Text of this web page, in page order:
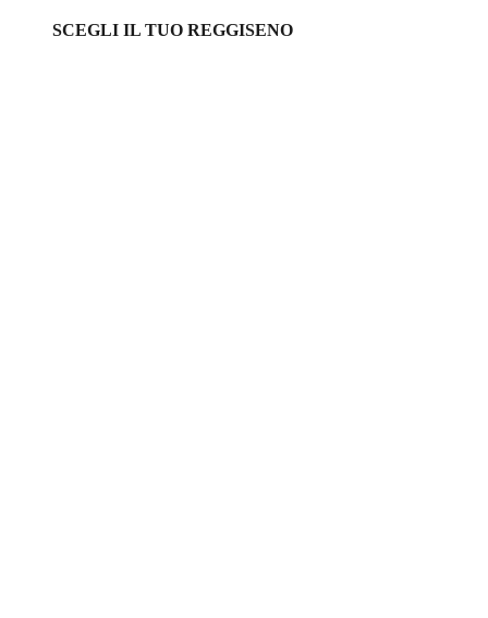
SCEGLI IL TUO REGGISENO